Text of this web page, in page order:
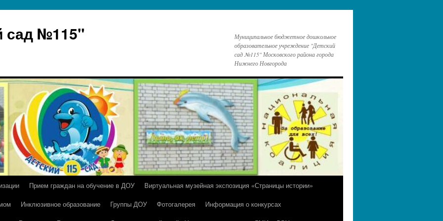
сад №115"
Муниципальное бюджетное дошкольное
образовательное учреждение "Детский
сад №115" Московского района города
Нижнего Новгорода
Прием граждан на обучение в ДОУ
Виртуальная музейная экспозиция «Страницы истории»
Инклюзивное образование Группы ДОУ Фотогалерея
Информация о конкурсах